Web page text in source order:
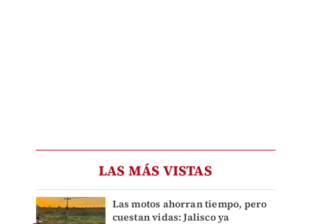
LAS MÁS VISTAS
Las motos ahorran tiempo, pero
cuestan vidas: Jalisco ya